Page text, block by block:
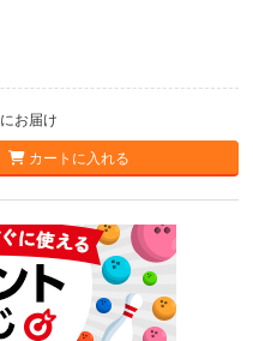
にお届け
カートに入れる